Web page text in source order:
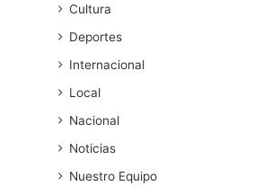
Cultura
Deportes
Internacional
Local
Nacional
Noticias
Nuestro Equipo